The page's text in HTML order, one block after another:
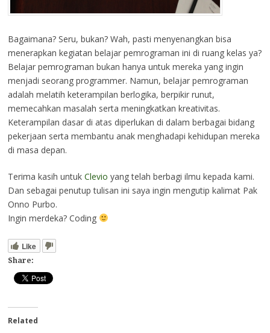
Bagaimana? Seru, bukan? Wah, pasti menyenangkan bisa
menerapkan kegiatan belajar pemrograman ini di ruang kelas ya?
Belajar pemrograman bukan hanya untuk mereka yang ingin
menjadi seorang programmer. Namun, belajar pemrograman
adalah melatih keterampilan berlogika, berpikir runut,
memecahkan masalah serta meningkatkan kreativitas.
Keterampilan dasar di atas diperlukan di dalam berbagai bidang
pekerjaan serta membantu anak menghadapi kehidupan mereka
di masa depan.
Terima kasih untuk Clevio yang telah berbagi ilmu kepada kami.
Dan sebagai penutup tulisan ini saya ingin mengutip kalimat Pak
Onno Purbo.
Ingin merdeka? Coding
Like
Share:
Related